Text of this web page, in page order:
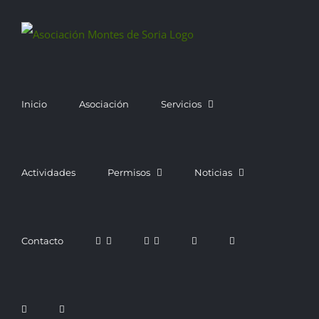
Inicio Asociación Servicios
Actividades Permisos Noticias
Contacto